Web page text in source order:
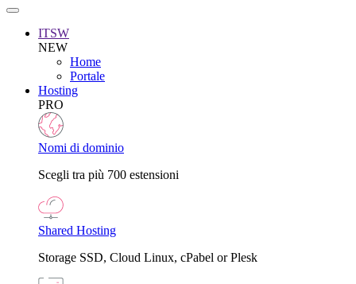
ITSW
NEW
Home
Portale
Hosting
PRO
Nomi di dominio
Scegli tra più 700 estensioni
Shared Hosting
Storage SSD, Cloud Linux, cPabel or Plesk